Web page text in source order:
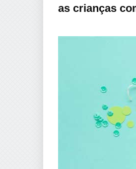
as crianças